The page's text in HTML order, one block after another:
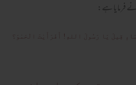
نے فرمایا ہے:
قِيلَ يَا رَسُولَ اللهِ! أَفَرَأَيْتَ الْحَمْوَ؟